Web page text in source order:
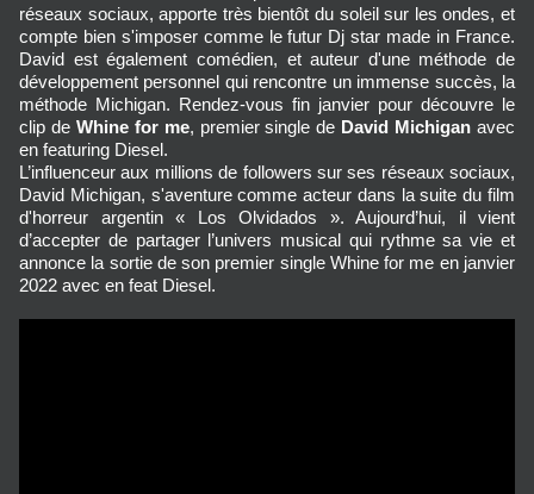
réseaux sociaux, apporte très bientôt du soleil sur les ondes, et
compte bien s'imposer comme le futur Dj star made in France.
David est également comédien, et auteur d'une méthode de
développement personnel qui rencontre un immense succès, la
méthode Michigan. Rendez-vous fin janvier pour découvre le
clip de Whine for me, premier single de David Michigan avec
en featuring Diesel.
L’influenceur aux millions de followers sur ses réseaux sociaux,
David Michigan, s'aventure comme acteur dans la suite du film
d'horreur argentin « Los Olvidados ». Aujourd’hui, il vient
d’accepter de partager l’univers musical qui rythme sa vie et
annonce la sortie de son premier single Whine for me en janvier
2022 avec en feat Diesel.